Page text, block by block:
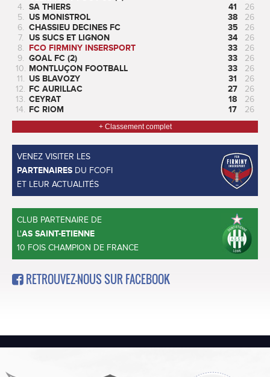
4. SA THIERS 41
26
5. US MONISTROL 38
26
6. CHASSIEU DECINES FC 35
26
7.
US SUCS ET LIGNON 34
26
8. FCO FIRMINY INSERSPORT 33
26
9. GOAL FC (2) 33
26
10. MONTLUÇON FOOTBALL 33
26
11. US BLAVOZY 31
26
12. FC AURILLAC 27
26
13. CEYRAT 18
26
14. FC RIOM 17 26
+ Classement complet
VENEZ VISITER LES
PARTENAIRES DU FCOFI
ET LEUR ACTUALITÉS
CLUB PARTENAIRE DE
L'AS SAINT-ETIENNE
10 FOIS CHAMPION DE FRANCE
RETROUVEZ-NOUS SUR FACEBOOK